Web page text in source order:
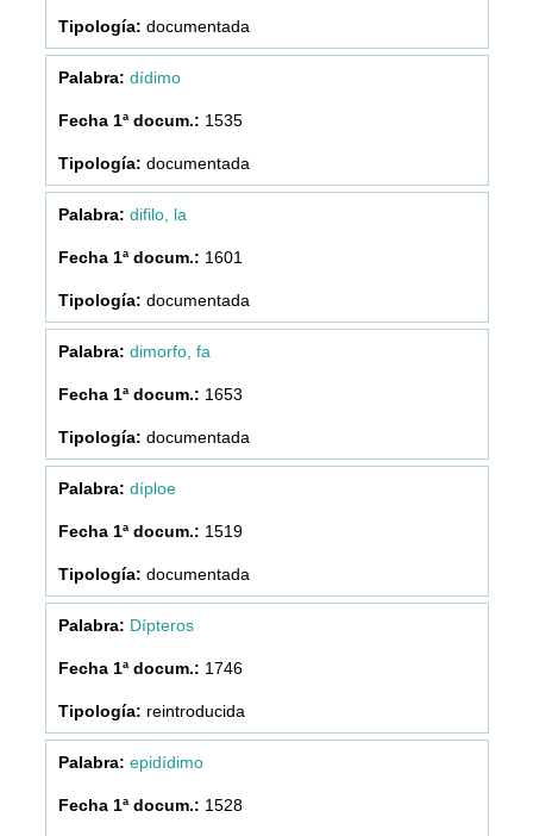
documentada
dídimo
1535
documentada
difilo, la
1601
documentada
dimorfo, fa
1653
documentada
díploe
1519
documentada
Dípteros
1746
reintroducida
epidídimo
1528